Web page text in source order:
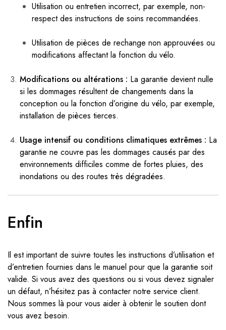
Utilisation ou entretien incorrect, par exemple, non-
respect des instructions de soins recommandées.
Utilisation de pièces de rechange non approuvées ou
modifications affectant la fonction du vélo.
Modifications ou altérations : La garantie devient nulle
si les dommages résultent de changements dans la
conception ou la fonction d’origine du vélo, par exemple,
installation de pièces tierces.
Usage intensif ou conditions climatiques extrêmes : La
garantie ne couvre pas les dommages causés par des
environnements difficiles comme de fortes pluies, des
inondations ou des routes très dégradées.
Enfin
Il est important de suivre toutes les instructions d’utilisation et
d’entretien fournies dans le manuel pour que la garantie soit
valide. Si vous avez des questions ou si vous devez signaler
un défaut, n’hésitez pas à contacter notre service client.
Nous sommes là pour vous aider à obtenir le soutien dont
vous avez besoin.